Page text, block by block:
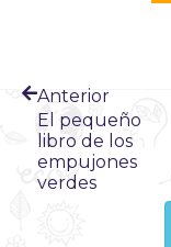
Anterior
El pequeño
libro de los
empujones
verdes